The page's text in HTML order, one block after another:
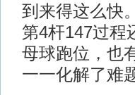
到来得这么快
第4杆147过程
母球跑位，也
一一化解了难